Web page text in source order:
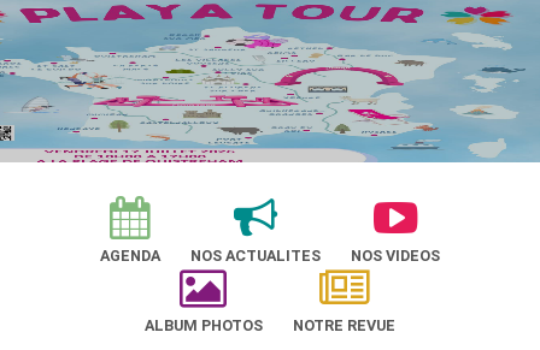
UFOSTREET A ARGENTAN
AGENDA NOS ACTUALITES NOS VIDEOS
ALBUM PHOTOS NOTRE REVUE